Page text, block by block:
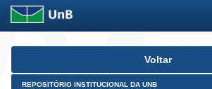
Skip
Voltar
REPOSITÓRIO INSTITUCIONAL DA UNB